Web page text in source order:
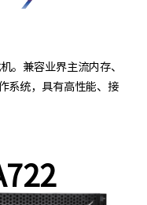
。兼容业界主流内存、
系统，具有高性能、接